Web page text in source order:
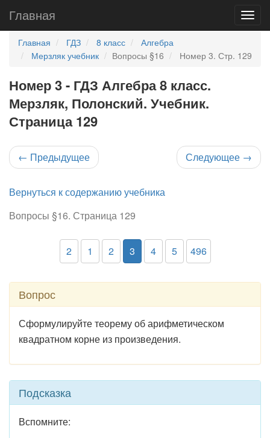
Главная
Главная ГДЗ 8 класс
Алгебра
Мерзляк учебник
Вопросы §16 Номер 3. Стр. 129
Номер 3 - ГДЗ Алгебра 8 класс.
Мерзляк, Полонский. Учебник.
Страница 129
← Предыдущее Следующее →
Вернуться к содержанию учебника
Вопросы §16. Страница 129
2 1 2 3 4 5 496
Вопрос
Сформулируйте теорему об арифметическом
квадратном корне из произведения.
Подсказка
Вспомните: